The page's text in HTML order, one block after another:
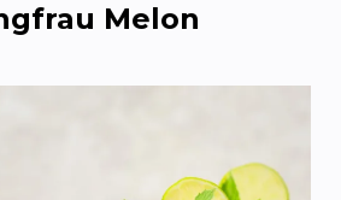
Melon